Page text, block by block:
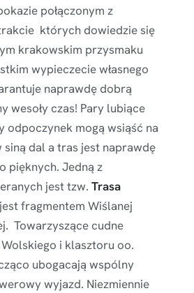
połączonym z
których dowiedzie się
krakowskim przysmaku
wypieczecie własnego
naprawdę dobrą
wesoły czas! Pary lubiące
odpoczynek mogą wsiąść na
dal a tras jest naprawdę
pięknych. Jedną z
jest tzw. Trasa
fragmentem Wiślanej
Towarzyszące cudne
i klasztoru oo.
ubogacają wspólny
wyjazd. Niezmiennie